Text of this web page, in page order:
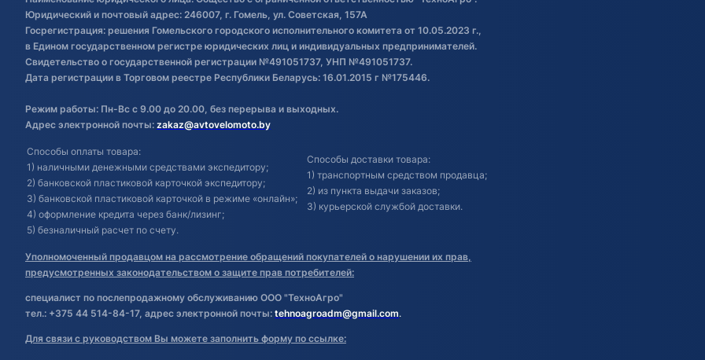
Юридический и почтовый адрес: 246007, г. Гомель, ул. Советская, 157А
Госрегистрация: решения Гомельского городского исполнительного комитета от 10.05.2023 г.,
в Едином государственном регистре юридических лиц и индивидуальных предпринимателей.
Свидетельство о государственной регистрации №491051737, УНП №491051737.
Дата регистрации в Торговом реестре Республики Беларусь: 16.01.2015 г №175446.
Режим работы: Пн-Вс с 9.00 до 20.00, без перерыва и выходных.
Адрес электронной почты: zakaz@avtovelomoto.by
Способы оплаты товара:
1) наличными денежными средствами экспедитору;
2) банковской пластиковой карточкой экспедитору;
3) банковской пластиковой карточкой в режиме «онлайн»;
4) оформление кредита через банк/лизинг;
5) безналичный расчет по счету.
Способы доставки товара:
1) транспортным средством продавца;
2) из пункта выдачи заказов;
3) курьерской службой доставки.
Уполномоченный продавцом на рассмотрение обращений покупателей о нарушении их прав,
предусмотренных законодательством о защите прав потребителей:
специалист по послепродажному обслуживанию ООО "ТехноАгро"
тел.: +375 44 514-84-17, адрес электронной почты: tehnoagroadm@gmail.com.
Для связи с руководством Вы можете заполнить форму по ссылке: